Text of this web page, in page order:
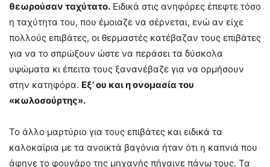
θεωρούσαν ταχύτατο. Ειδικά στις ανηφόρες έπεφτε τόσο
η ταχύτητα του, που έμοιαζε να σέρνεται, ενώ αν είχε
πολλούς επιβάτες, οι θερμαστές κατέβαζαν τους επιβάτες
για να το σπρώξουν ώστε να περάσει τα δύσκολα
υψώματα κι έπειτα τους ξανανέβαζε για να ορμήσουν
στην κατηφόρα. Εξ’ ου και η ονομασία του
«κωλοσούρτης».
Το άλλο μαρτύριο για τους επιβάτες και ειδικά τα
καλοκαίρια με τα ανοικτά βαγόνια ήταν ότι η καπνιά που
άφηνε το φουγάρο της μηχανής πήγαινε πάνω τους. Τα